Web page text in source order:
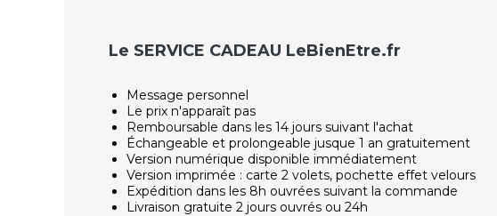
Le SERVICE CADEAU LeBienEtre.fr
Message personnel
Le prix n'apparaît pas
Remboursable dans les 14 jours suivant l'achat
Échangeable et prolongeable jusque 1 an gratuitement
Version numérique disponible immédiatement
Version imprimée : carte 2 volets, pochette effet velours
Expédition dans les 8h ouvrées suivant la commande
Livraison gratuite 2 jours ouvrés ou 24h